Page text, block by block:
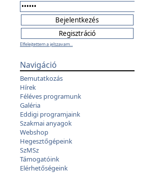
Elfelejtettem a jelszavam...
Navigáció
Bemutatkozás
Hírek
Féléves programunk
Galéria
Eddigi programjaink
Szakmai anyagok
Webshop
Hegesztőgépeink
SzMSz
Támogatóink
Elérhetőségeink